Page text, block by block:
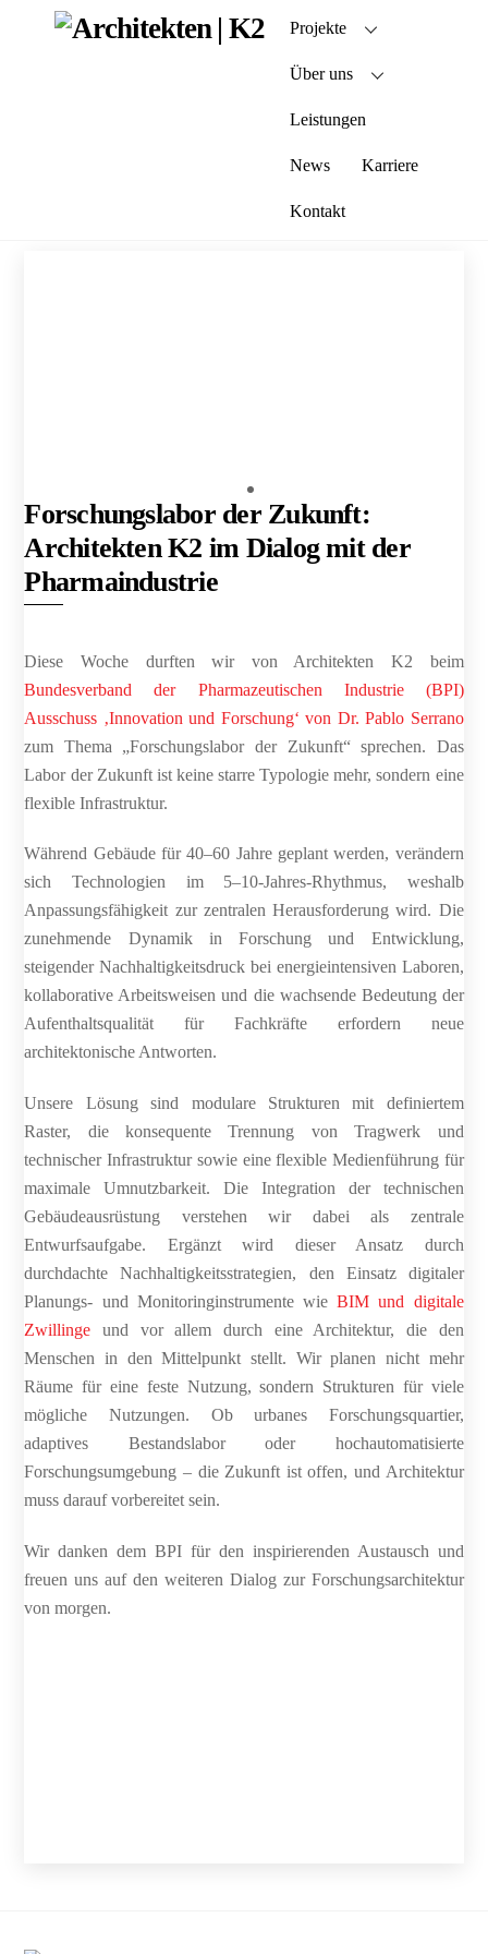
Projekte
Über uns
Leistungen
News Karriere
Kontakt
Forschungslabor der Zukunft:
Architekten K2 im Dialog mit der
Pharmaindustrie
Diese Woche durften wir von Architekten K2 beim
Bundesverband der Pharmazeutischen Industrie (BPI)
Ausschuss ‚Innovation und Forschung‘ von Dr. Pablo Serrano
zum Thema „Forschungslabor der Zukunft“ sprechen. Das
Labor der Zukunft ist keine starre Typologie mehr, sondern eine
flexible Infrastruktur.
Während Gebäude für 40–60 Jahre geplant werden, verändern
sich Technologien im 5–10-Jahres-Rhythmus, weshalb
Anpassungsfähigkeit zur zentralen Herausforderung wird. Die
zunehmende Dynamik in Forschung und Entwicklung,
steigender Nachhaltigkeitsdruck bei energieintensiven Laboren,
kollaborative Arbeitsweisen und die wachsende Bedeutung der
Aufenthaltsqualität für Fachkräfte erfordern neue
architektonische Antworten.
Unsere Lösung sind modulare Strukturen mit definiertem
Raster, die konsequente Trennung von Tragwerk und
technischer Infrastruktur sowie eine flexible Medienführung für
maximale Umnutzbarkeit. Die Integration der technischen
Gebäudeausrüstung verstehen wir dabei als zentrale
Entwurfsaufgabe. Ergänzt wird dieser Ansatz durch
durchdachte Nachhaltigkeitsstrategien, den Einsatz digitaler
Planungs- und Monitoringinstrumente wieBIM und digitale
Zwillinge und vor allem durch eine Architektur, die den
Menschen in den Mittelpunkt stellt. Wir planen nicht mehr
Räume für eine feste Nutzung, sondern Strukturen für viele
mögliche Nutzungen. Ob urbanes Forschungsquartier,
adaptives Bestandslabor oder hochautomatisierte
Forschungsumgebung – die Zukunft ist offen, und Architektur
muss darauf vorbereitet sein.
Wir danken dem BPI für den inspirierenden Austausch und
freuen uns auf den weiteren Dialog zur Forschungsarchitektur
von morgen.